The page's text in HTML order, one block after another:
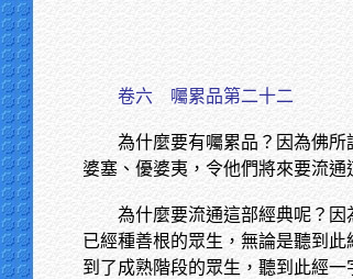
卷六 囑累品第二十二
為什麼要有囑累品？因為佛
婆塞、優婆夷，令他們將來要流通
為什麼要流通這部經典呢？
已經種善根的眾生，無論是聽到
到了成熟階段的眾生，聽到此經